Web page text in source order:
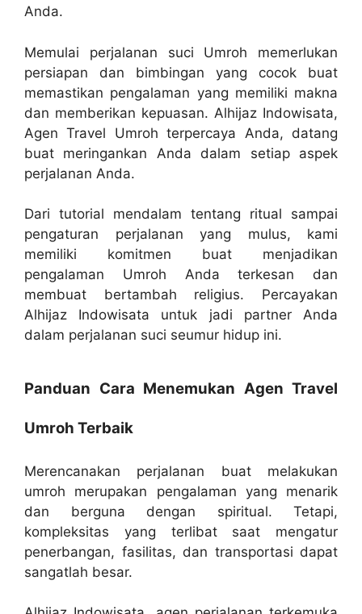
Anda.
Memulai perjalanan suci Umroh memerlukan
persiapan dan bimbingan yang cocok buat
memastikan pengalaman yang memiliki makna
dan memberikan kepuasan. Alhijaz Indowisata,
Agen Travel Umroh terpercaya Anda, datang
buat meringankan Anda dalam setiap aspek
perjalanan Anda.
Dari tutorial mendalam tentang ritual sampai
pengaturan perjalanan yang mulus, kami
memiliki komitmen buat menjadikan
pengalaman Umroh Anda terkesan dan
membuat bertambah religius. Percayakan
Alhijaz Indowisata untuk jadi partner Anda
dalam perjalanan suci seumur hidup ini.
Panduan Cara Menemukan Agen Travel
Umroh Terbaik
Merencanakan perjalanan buat melakukan
umroh merupakan pengalaman yang menarik
dan berguna dengan spiritual. Tetapi,
kompleksitas yang terlibat saat mengatur
penerbangan, fasilitas, dan transportasi dapat
sangatlah besar.